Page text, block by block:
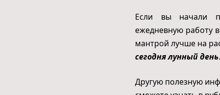
Если вы начали
ежедневную работу
мантрой лучше на
сегоднялунный день.
Другую полезную